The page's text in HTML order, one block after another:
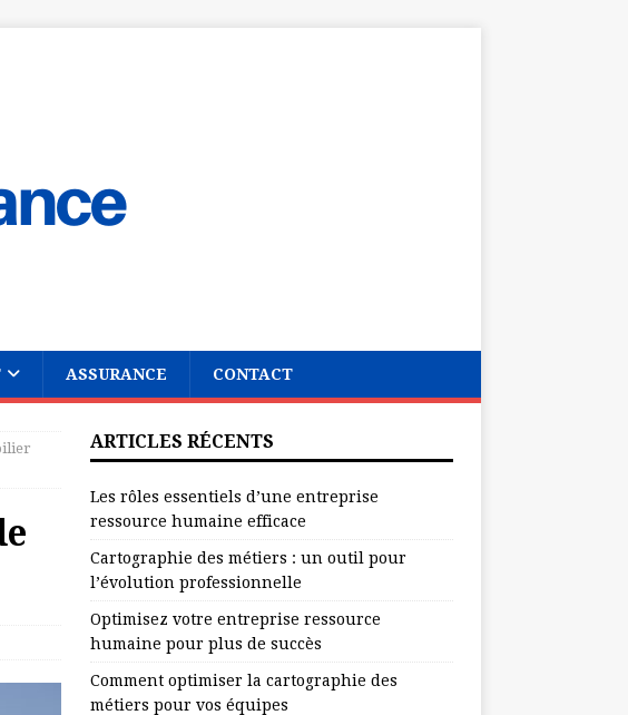
ASSURANCE CONTACT
ARTICLES RÉCENTS
Les rôles essentiels d’une entreprise
ressource humaine efficace
Cartographie des métiers : un outil pour
l’évolution professionnelle
Optimisez votre entreprise ressource
humaine pour plus de succès
Comment optimiser la cartographie des
métiers pour vos équipes